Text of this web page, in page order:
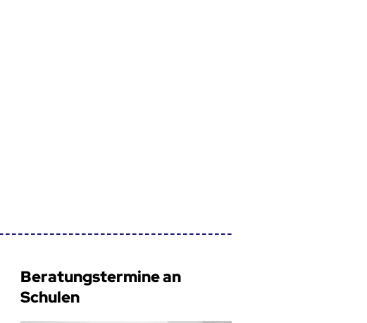
Beratungstermine an
Schulen